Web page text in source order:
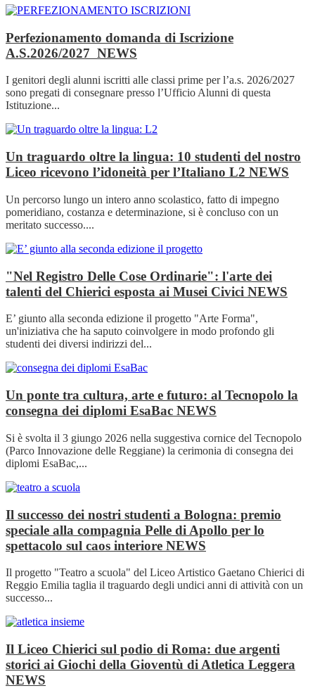
Perfezionamento domanda di Iscrizione
A.S.2026/2027 NEWS
I genitori degli alunni iscritti alle classi prime per l’a.s. 2026/2027
sono pregati di consegnare presso l’Ufficio Alunni di questa
Istituzione...
Un traguardo oltre la lingua: 10 studenti del nostro
Liceo ricevono l’idoneità per l’Italiano L2 NEWS
Un percorso lungo un intero anno scolastico, fatto di impegno
pomeridiano, costanza e determinazione, si è concluso con un
meritato successo....
"Nel Registro Delle Cose Ordinarie": l'arte dei
talenti del Chierici esposta ai Musei Civici NEWS
E’ giunto alla seconda edizione il progetto "Arte Forma",
un'iniziativa che ha saputo coinvolgere in modo profondo gli
studenti dei diversi indirizzi del...
Un ponte tra cultura, arte e futuro: al Tecnopolo la
consegna dei diplomi EsaBac NEWS
Si è svolta il 3 giungo 2026 nella suggestiva cornice del Tecnopolo
(Parco Innovazione delle Reggiane) la cerimonia di consegna dei
diplomi EsaBac,...
Il successo dei nostri studenti a Bologna: premio
speciale alla compagnia Pelle di Apollo per lo
spettacolo sul caos interiore NEWS
Il progetto "Teatro a scuola" del Liceo Artistico Gaetano Chierici di
Reggio Emilia taglia il traguardo degli undici anni di attività con un
successo...
Il Liceo Chierici sul podio di Roma: due argenti
storici ai Giochi della Gioventù di Atletica Leggera
NEWS